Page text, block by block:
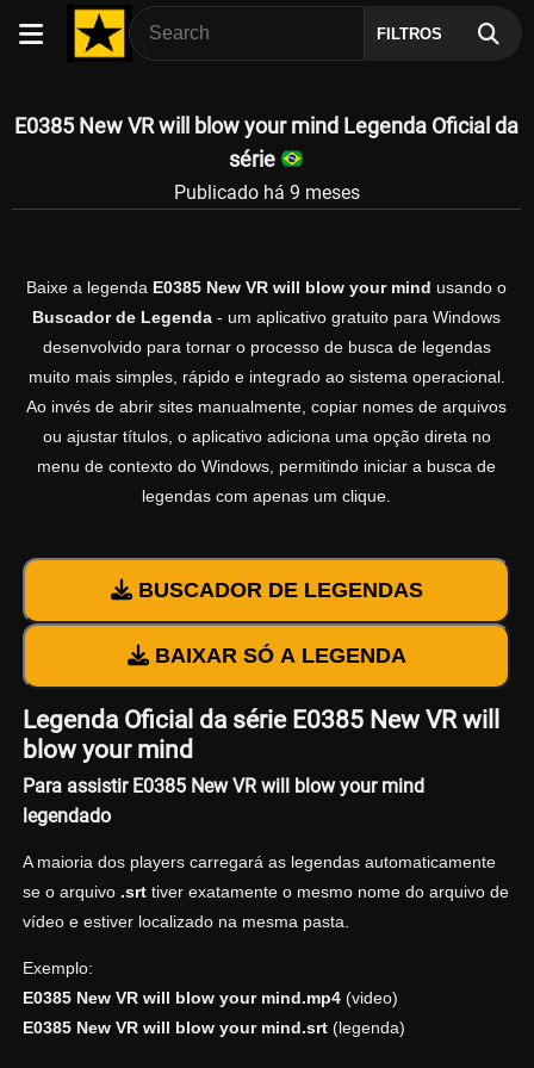
FILTROS
E0385 New VR will blow your mind Legenda Oficial da
série
Publicado há 9 meses
Baixe a legenda E0385 New VR will blow your mind usando o
Buscador de Legenda - um aplicativo gratuito para Windows
desenvolvido para tornar o processo de busca de legendas
muito mais simples, rápido e integrado ao sistema operacional.
Ao invés de abrir sites manualmente, copiar nomes de arquivos
ou ajustar títulos, o aplicativo adiciona uma opção direta no
menu de contexto do Windows, permitindo iniciar a busca de
legendas com apenas um clique.
BUSCADOR DE LEGENDAS
BAIXAR SÓ A LEGENDA
Legenda Oficial da série E0385 New VR will
blow your mind
Para assistir E0385 New VR will blow your mind
legendado
A maioria dos players carregará as legendas automaticamente
se o arquivo .srttiver exatamente o mesmo nome do arquivo de
vídeo e estiver localizado na mesma pasta.
Exemplo:
E0385 New VR will blow your mind.mp4(video)
E0385 New VR will blow your mind.srt(legenda)